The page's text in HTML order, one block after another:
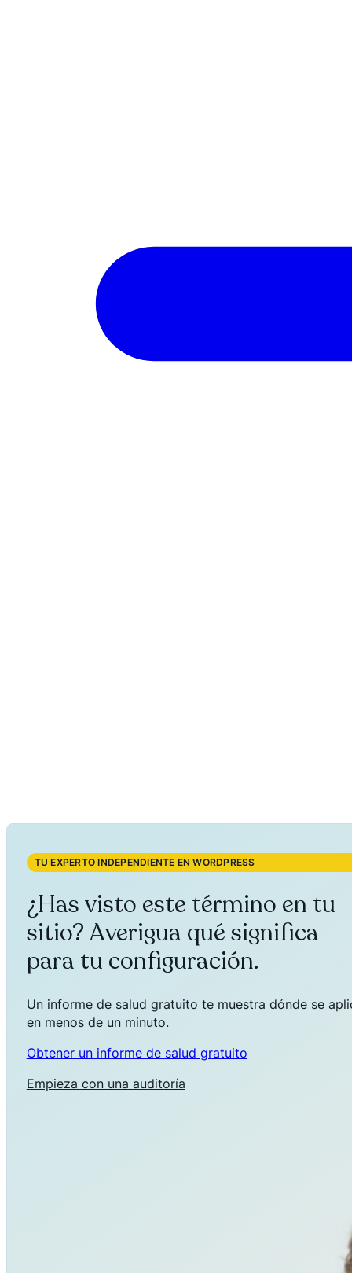
TU EXPERTO INDEPENDIENTE EN WORDPRESS
¿Has visto este término en tu
sitio? Averigua qué significa
para tu configuración.
Un informe de salud gratuito te muestra dónde se
en menos de un minuto.
Obtener un informe de salud gratuito
Empieza con una auditoría